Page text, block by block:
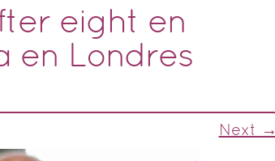
eight en
en Londres
Next →